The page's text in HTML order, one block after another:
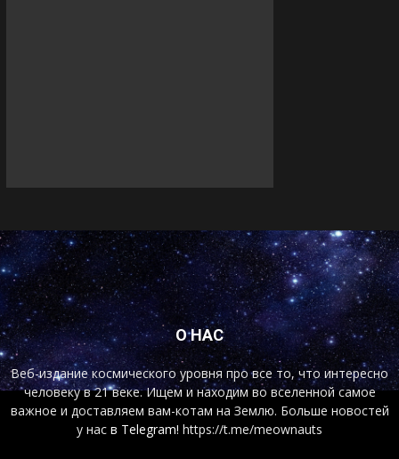
О НАС
Веб-издание космического уровня про все то, что интересно
человеку в 21 веке. Ищем и находим во вселенной самое
важное и доставляем вам-котам на Землю. Больше новостей
у нас в Telegram! https://t.me/meownauts